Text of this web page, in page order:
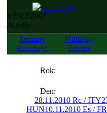
VÝSLEDKY
/results/
Termíny
Racedays
Přihlášky
Entries
Rok:
Den:
28.11.2010 Rc / ITY
HUN10.11.2010 Es /